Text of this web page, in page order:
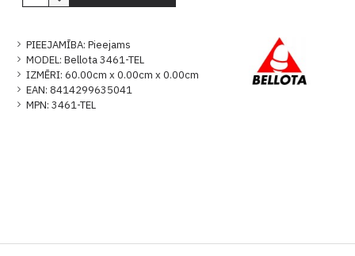
PIEEJAMĪBA: Pieejams
MODEL: Bellota 3461-TEL
IZMĒRI: 60.00cm x 0.00cm x 0.00cm
EAN: 8414299635041
MPN: 3461-TEL